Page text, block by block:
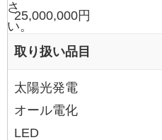
さ
い。
25,000,000円
取り扱い品目
太陽光発電
オール電化
LED